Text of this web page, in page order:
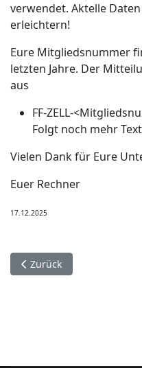
verwendet. Aktelle
erleichtern!
Eure Mitgliedsnummer
letzten Jahre. Der
aus
FF-ZELL-
Folgt noch mehr
Vielen Dank für Eure
Euer Rechner
17.12.2025
Vorheriger Beitrag: Kerb
Zurück